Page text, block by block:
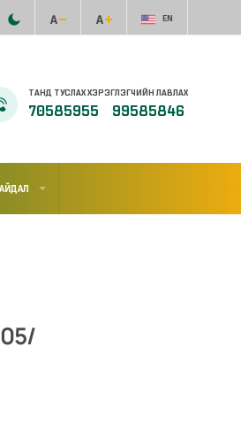
EN
ТАНД ТУСЛАХ ХЭРЭГЛЭГЧИЙН ЛАВЛАХ
70585955 99585846